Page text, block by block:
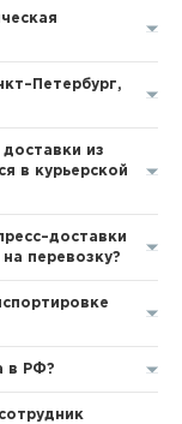
из
в курьерской
перевозку?
в РФ?